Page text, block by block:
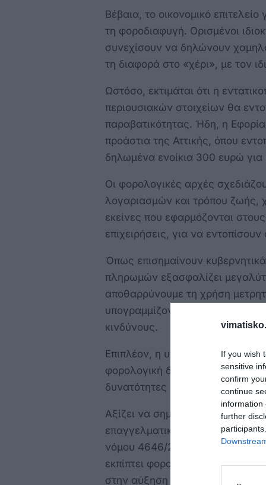
If you wish
sensitive
confirm
continue
information
further
Βέβαια, το οικονομικό
τη φοροδιαφυγή. Ορισμένοι
συνεχίσουν να δηλώνουν
τη διαφορά στο «χέρι», με τον
Ωστόσο, εκτιμάται ότι η
περιουσιακών στοιχείων θα
παραβατικότητας. Ήδη, η
προάστια της Αττικής, όπου
δηλωμένα ενοίκια 300 ευρώ για
Οι φορολογικές αρχές
λογαριασμών και τρόπου ζωής,
εκείνες που εφαρμόζονται
επιχειρήσεις, για να
Όπως επισημαίνουν
πληρωμών εξασφαλίζει
αποθαρρύνουμε τη χρήση
υπογραμμίζοντας ότι οι
κινδύνους.
Επιπλέον, η υποχρεωτική
φορολογική διοίκηση σε άμεσα
δυνατότητες άσκησης
Αξίζει να σημειωθεί ότι από
επαγγελματικά ενοίκια
νόμου 4646/2019. Η μη τήρηση
εκπίπτει φορολογικά από τα
στην αύξηση των δηλωθέντων